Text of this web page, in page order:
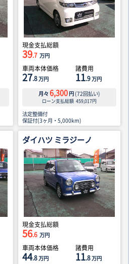
現金支払総額
39.7 万円
車両本体価格
27.8万円
諸費用
11.9万円
月々 6,300 円 (72回払い)
ローン支払総額 459,017円
法定整備付
保証付(3ヶ月・5,000km)
ダイハツ ミラジーノ
現金支払総額
56.6 万円
車両本体価格
44.8万円
諸費用
11.8万円